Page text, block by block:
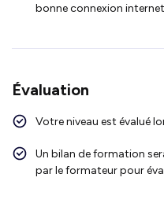
bonne connexion
Évaluation
Votre niveau est évalué
Un bilan de formation
par le formateur pour